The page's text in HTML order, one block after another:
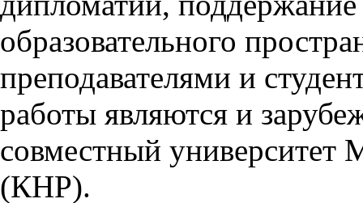
образовательного
преподавателями и
работы являются и
совместный
(КНР).